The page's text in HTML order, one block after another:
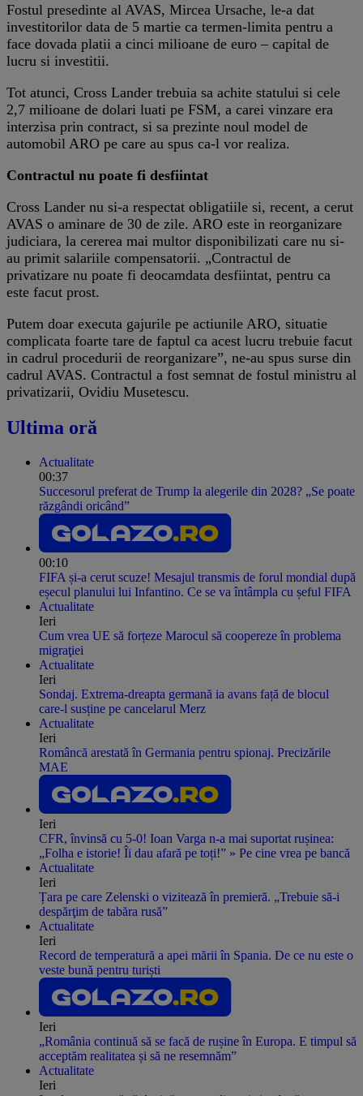
Fostul presedinte al AVAS, Mircea Ursache, le-a dat
investitorilor data de 5 martie ca termen-limita pentru a
face dovada platii a cinci milioane de euro – capital de
lucru si investitii.
Tot atunci, Cross Lander trebuia sa achite statului si cele
2,7 milioane de dolari luati pe FSM, a carei vinzare era
interzisa prin contract, si sa prezinte noul model de
automobil ARO pe care au spus ca-l vor realiza.
Contractul nu poate fi desfiintat
Cross Lander nu si-a respectat obligatiile si, recent, a cerut
AVAS o aminare de 30 de zile. ARO este in reorganizare
judiciara, la cererea mai multor disponibilizati care nu si-
au primit salariile compensatorii. „Contractul de
privatizare nu poate fi deocamdata desfiintat, pentru ca
este facut prost.
Putem doar executa gajurile pe actiunile ARO, situatie
complicata foarte tare de faptul ca acest lucru trebuie facut
in cadrul procedurii de reorganizare”, ne-au spus surse din
cadrul AVAS. Contractul a fost semnat de fostul ministru al
privatizarii, Ovidiu Musetescu.
Ultima oră
Actualitate
00:37
Succesorul preferat de Trump la alegerile din 2028? „Se poate
răzgândi oricând”
00:10
FIFA și-a cerut scuze! Mesajul transmis de forul mondial după
eșecul planului lui Infantino. Ce se va întâmpla cu șeful FIFA
Actualitate
Ieri
Cum vrea UE să forțeze Marocul să coopereze în problema
migraţiei
Actualitate
Ieri
Sondaj. Extrema-dreapta germană ia avans față de blocul
care-l susține pe cancelarul Merz
Actualitate
Ieri
Româncă arestată în Germania pentru spionaj. Precizările
MAE
Ieri
CFR, învinsă cu 5-0! Ioan Varga n-a mai suportat rușinea:
„Folha e istorie! Îi dau afară pe toți!” » Pe cine vrea pe bancă
Actualitate
Ieri
Țara pe care Zelenski o vizitează în premieră. „Trebuie să-i
despărţim de tabăra rusă”
Actualitate
Ieri
Record de temperatură a apei mării în Spania. De ce nu este o
veste bună pentru turiști
Ieri
„România continuă să se facă de rușine în Europa. E timpul să
acceptăm realitatea și să ne resemnăm”
Actualitate
Ieri